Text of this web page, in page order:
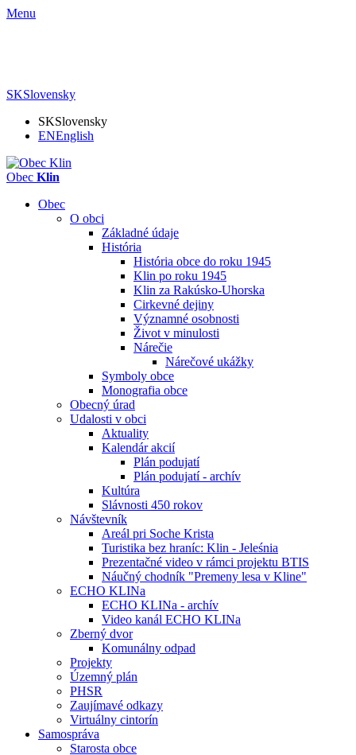
Menu
SKSlovensky
SKSlovensky
ENEnglish
Obec Klin
Obec
O obci
Základné údaje
História
História obce do roku 1945
Klin po roku 1945
Klin za Rakúsko-Uhorska
Cirkevné dejiny
Významné osobnosti
Život v minulosti
Nárečie
Nárečové ukážky
Symboly obce
Monografia obce
Obecný úrad
Udalosti v obci
Aktuality
Kalendár akcií
Plán podujatí
Plán podujatí - archív
Kultúra
Slávnosti 450 rokov
Návštevník
Areál pri Soche Krista
Turistika bez hraníc: Klin - Jeleśnia
Prezentačné video v rámci projektu BTIS
Náučný chodník "Premeny lesa v Kline"
ECHO KLINa
ECHO KLINa - archív
Video kanál ECHO KLINa
Zberný dvor
Komunálny odpad
Projekty
Územný plán
PHSR
Zaujímavé odkazy
Virtuálny cintorín
Samospráva
Starosta obce